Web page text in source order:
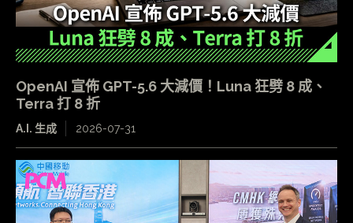
OpenAI 宣佈 GPT-5.6 大減價！Luna 狂劈 8 成、
Terra 打 8 折
A.I. 生成 2026-07-31